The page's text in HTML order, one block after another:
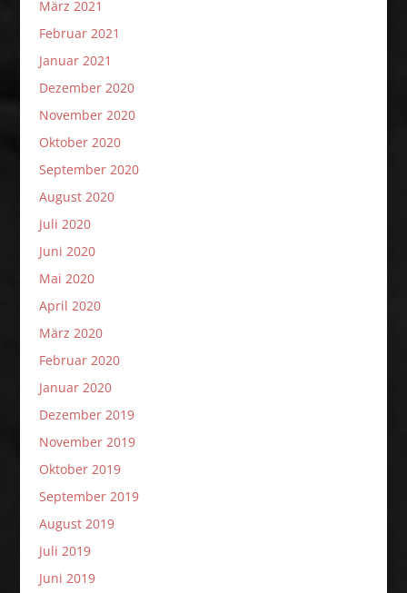
März 2021
Februar 2021
Januar 2021
Dezember 2020
November 2020
Oktober 2020
September 2020
August 2020
Juli 2020
Juni 2020
Mai 2020
April 2020
März 2020
Februar 2020
Januar 2020
Dezember 2019
November 2019
Oktober 2019
September 2019
August 2019
Juli 2019
Juni 2019